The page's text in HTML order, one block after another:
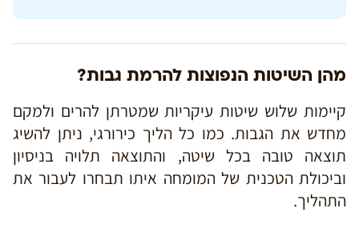
מהן השיטות הנפוצות להרמת גבות?
קיימות שלוש שיטות עיקריות שמטרתן להרים ולמקם
מחדש את הגבות. כמו כל הליך כירורגי, ניתן להשיג
תוצאה טובה בכל שיטה, והתוצאה תלויה בניסיון
וביכולת הטכנית של המומחה איתו תבחרו לעבור את
התהליך.